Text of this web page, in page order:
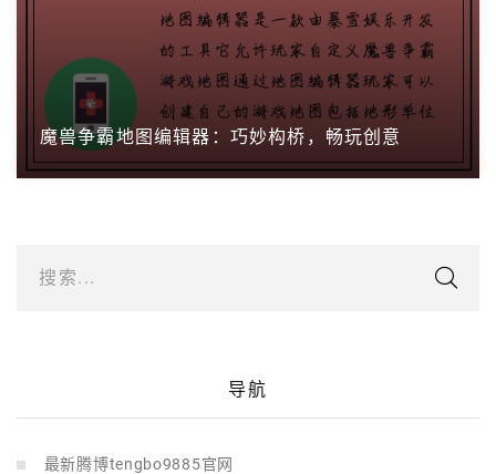
魔兽争霸地图编辑器：巧妙构桥，畅玩创意
搜索...
导航
最新腾博tengbo9885官网